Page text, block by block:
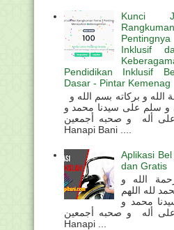
Kunci
Inklusif
Pendidikan Inklusif
Dasar - Pintar Kemenag
و سلم على سيدنا محمد و
على أله و صحبه أجمعين Salam Sahabat
Hanapi Bani ....
Aplikasi
dan Gratis
الله و
لله اللهم
محمد و
على أله و صحبه أجمعين Salam Sahabat
Hanapi ...